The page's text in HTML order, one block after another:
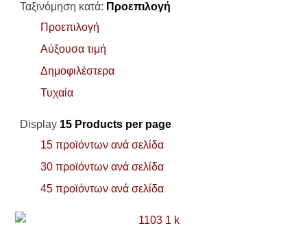
Ταξινόμηση κατά: Προεπιλογή
Προεπιλογή
Αύξουσα τιμή
Δημοφιλέστερα
Τυχαία
Display 15 Products per page
15 προϊόντων ανά σελίδα
30 προϊόντων ανά σελίδα
45 προϊόντων ανά σελίδα